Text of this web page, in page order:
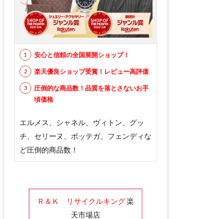
安心と信頼の全国展開ショップ！
楽天優良ショップ受賞！レビュー高評価
圧倒的な商品数！品質を落とさないお手
頃価格
エルメス、シャネル、ヴィトン、グッ
チ、セリーヌ、ボッテガ、フェンディな
ど圧倒的商品数！
Ｒ＆Ｋ リサイクルキング楽
天市場店